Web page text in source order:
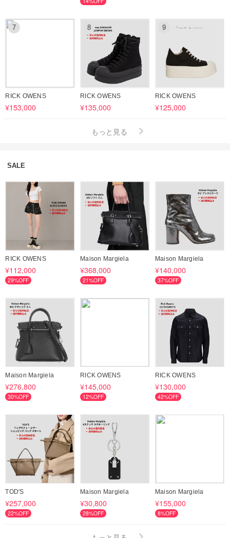
7
RICK OWENS
¥153,000
8
RICK OWENS
¥135,000
9
RICK OWENS
¥125,000
もっと見る
SALE
RICK OWENS
¥112,000
29%OFF
Maison Margiela
¥368,000
21%OFF
Maison Margiela
¥140,000
37%OFF
Maison Margiela
¥276,800
30%OFF
RICK OWENS
¥145,000
12%OFF
RICK OWENS
¥130,000
42%OFF
TOD'S
¥257,000
22%OFF
Maison Margiela
¥30,800
28%OFF
Maison Margiela
¥155,000
8%OFF